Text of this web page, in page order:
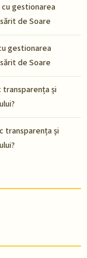
cu gestionarea
de Soare
gestionarea
de Soare
transparența și
transparența și